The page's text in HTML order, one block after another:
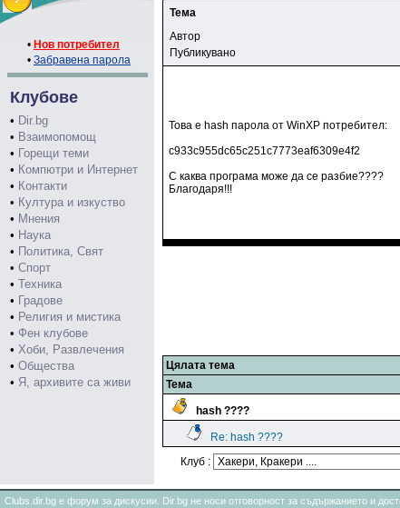
• Нов потребител
• Забравена парола
Клубове
• Dir.bg
• Взаимопомощ
• Горещи теми
• Компютри и Интернет
• Контакти
• Култура и изкуство
• Мнения
• Наука
• Политика, Свят
• Спорт
• Техника
• Градове
• Религия и мистика
• Фен клубове
• Хоби, Развлечения
• Общества
• Я, архивите са живи
Тема
Автор
Публикувано
Това е hash парола от WinXP потребител:
c933c955dc65c251c7773eaf6309e4f2
С каква програма може да се разбие????
Благодаря!!!
Цялата тема
Тема
hash ????
Re: hash ????
Клуб :
Clubs.dir.bg е форум за дискусии. Dir.bg не носи отговорност за съдържанието и